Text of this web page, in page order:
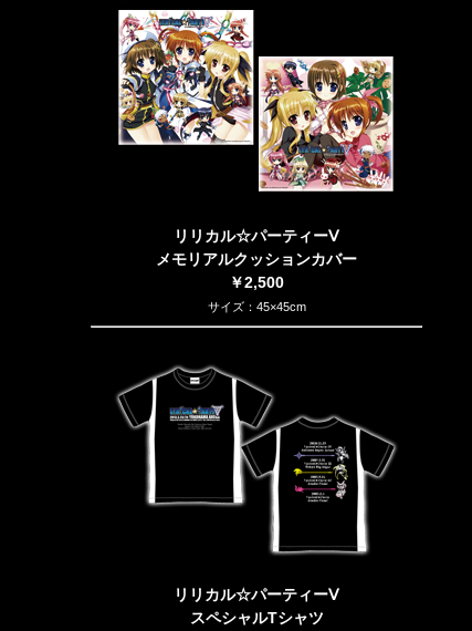
リリカル☆パーティーⅤ
メモリアルクッションカバー
￥2,500
サイズ：45×45cm
リリカル☆パーティーⅤ
スペシャルTシャツ